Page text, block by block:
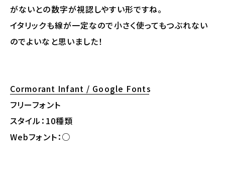
がないとの数字が視認しやすい形ですね。
イタリックも線が一定なので小さく使ってもつぶれない
のでよいなと思いました！
Cormorant Infant / Google Fonts
フリーフォント
スタイル：10種類
Webフォント：○